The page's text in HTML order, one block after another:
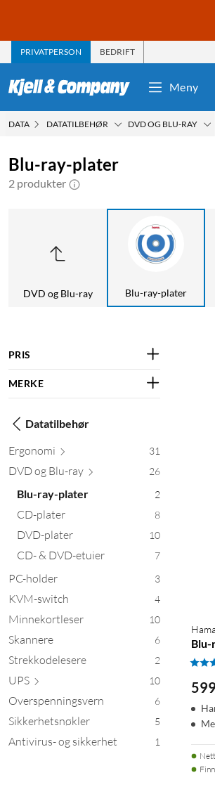
PRIVATPERSON BEDRIFT
Meny
DATA DATATILBEHØR DVD OG BLU-RAY
Blu-ray-plater
2 produkter
DVD og Blu-ray Blu-ray-plater
PRIS
MERKE
Datatilbehør
Ergonomi 31
DVD og Blu-ray 26
Blu-ray-plater 2
CD-plater 8
DVD-plater 10
CD- & DVD-etuier 7
PC-holder 3
KVM-switch 4
Minnekortleser 10
Skannere 6
Strekkodelesere 2
UPS 10
Overspenningsvern 6
Sikkerhetsnøkler 5
Antivirus- og sikkerhet 1
Hama
Blu-
599